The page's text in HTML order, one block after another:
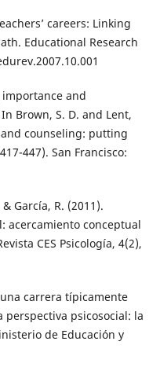
careers: Linking
Educational Research
importance and
Brown, S. D. and Lent,
and counseling: putting
447). San Francisco:
García, R. (2011).
acercamiento conceptual
CES Psicología, 4(2),
carrera típicamente
psicosocial: la
de Educación y